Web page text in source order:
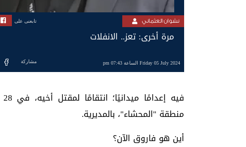
نشوان العثماني تابعنى على
مرة أخرى: تعز.. الانفلات
Friday 05 July 2024 الساعة 07:43 pm مشاركة
منطقة "المحشاء"، بالمديرية.
أين هو فاروق الآن؟